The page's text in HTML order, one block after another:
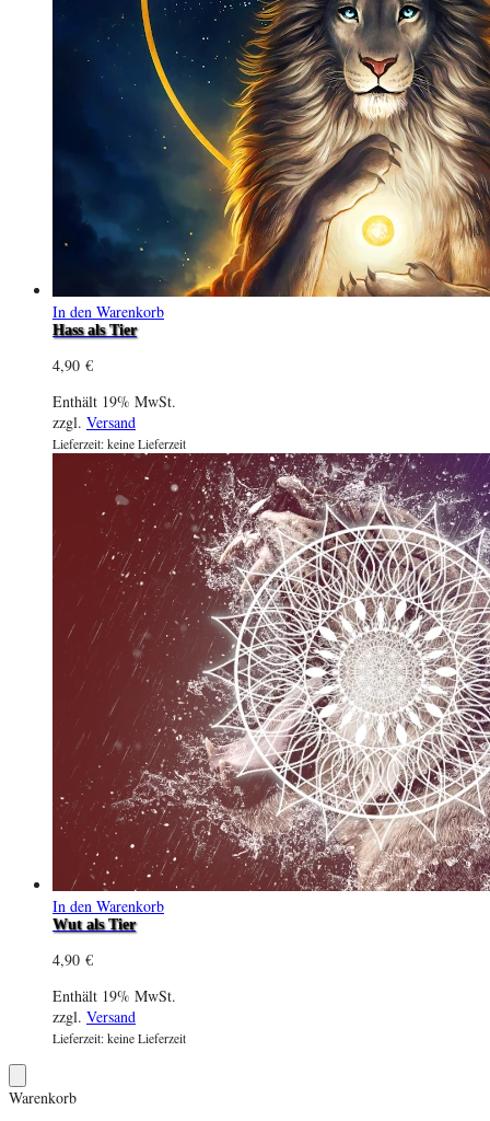
In den Warenkorb
Hass als Tier
4,90 €
Enthält 19% MwSt.
zzgl. Versand
Lieferzeit: keine Lieferzeit
In den Warenkorb
Wut als Tier
4,90 €
Enthält 19% MwSt.
zzgl. Versand
Lieferzeit: keine Lieferzeit
Warenkorb